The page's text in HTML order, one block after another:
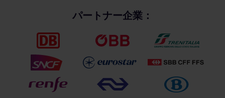
パートナー企業：